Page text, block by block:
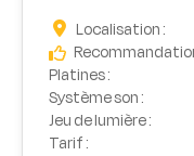
Localisation :
Platines :
Système son :
Jeu de lumière :
Tarif :